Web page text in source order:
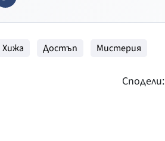
Хижа Достъп Мистерия
Сподели: